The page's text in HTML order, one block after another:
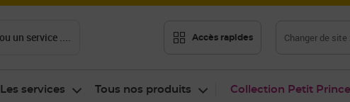
un service .... Accès rapides Changer de site :
Les services Tous nos produits Collection Petit Prince